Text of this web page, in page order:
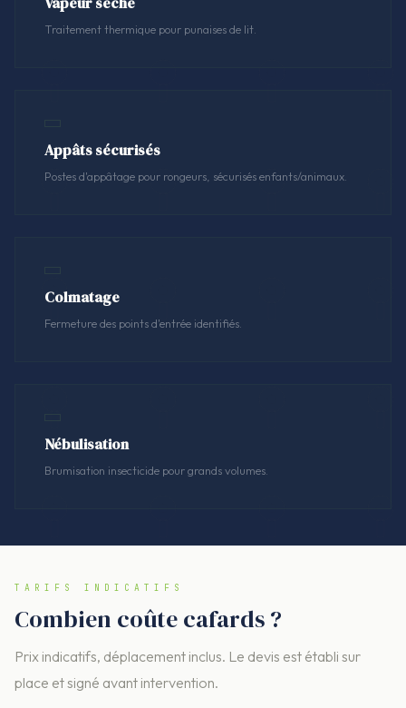
Traitement thermique pour punaises de lit.
Appâts sécurisés
Postes d'appâtage pour rongeurs, sécurisés enfants/animaux.
Colmatage
Fermeture des points d'entrée identifiés.
Nébulisation
Brumisation insecticide pour grands volumes.
TARIFS INDICATIFS
Combien coûte cafards ?
Prix indicatifs, déplacement inclus. Le devis est établi sur
place et signé avant intervention.